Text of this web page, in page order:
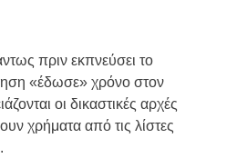
πριν εκπνεύσει το
«έδωσε» χρόνο στον
οι δικαστικές αρχές
χρήματα από τις λίστες